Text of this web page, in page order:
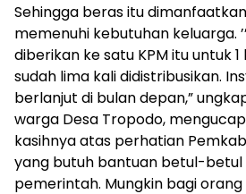
Sehingga beras itu
memenuhi kebutuhan keluarga.
diberikan ke satu KPM itu untuk
sudah lima kali didistribusikan.
berlanjut di bulan depan,”
warga Desa Tropodo,
kasihnya atas perhatian
yang butuh bantuan betul-betul
pemerintah. Mungkin bagi orang